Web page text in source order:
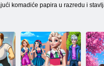
komadiće papira u razredu i